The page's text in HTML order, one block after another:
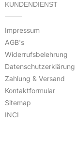
KUNDENDIENST
Impressum
AGB's
Widerrufsbelehrung
Datenschutzerklärung
Zahlung & Versand
Kontaktformular
Sitemap
INCI